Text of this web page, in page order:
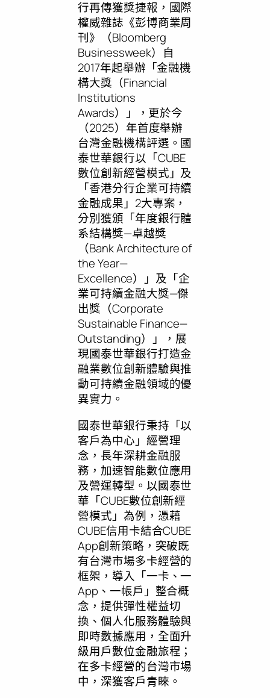
行再傳獲獎捷報，國際
權威雜誌《彭博商業周
刊》（Bloomberg
Businessweek）自
2017年起舉辦「金融機
構大獎（Financial
Institutions
Awards）」，更於今
（2025）年首度舉辦
台灣金融機構評選。國
泰世華銀行以「CUBE
數位創新經營模式」及
「香港分行企業可持續
金融成果」2大專案，
分別獲頒「年度銀行體
系結構獎—卓越獎
（Bank Architecture of
the Year—
Excellence）」及「企
業可持續金融大獎—傑
出獎（Corporate
Sustainable Finance—
Outstanding）」，展
現國泰世華銀行打造金
融業數位創新體驗與推
動可持續金融領域的優
異實力。
國泰世華銀行秉持「以
客戶為中心」經營理
念，長年深耕金融服
務，加速智能數位應用
及營運轉型。以國泰世
華「CUBE數位創新經
營模式」為例，憑藉
CUBE信用卡結合CUBE
App創新策略，突破既
有台灣市場多卡經營的
框架，導入「一卡、一
App、一帳戶」整合概
念，提供彈性權益切
換、個人化服務體驗與
即時數據應用，全面升
級用戶數位金融旅程；
在多卡經營的台灣市場
中，深獲客戶青睞。